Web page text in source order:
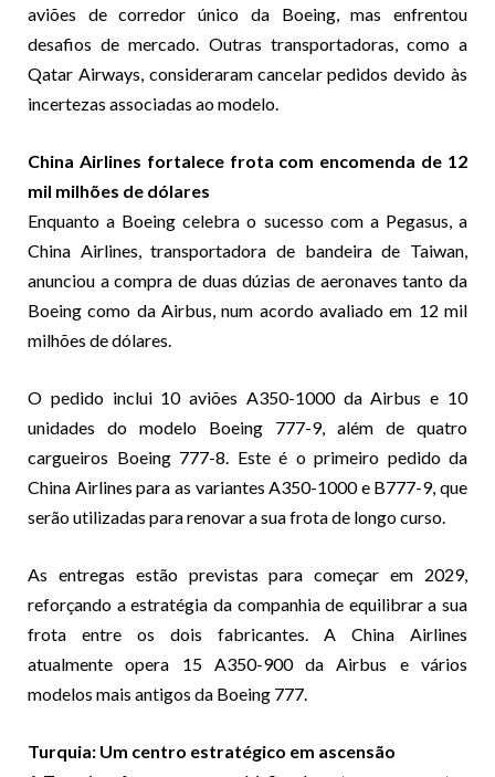
aviões de corredor único da Boeing, mas enfrentou
desafios de mercado. Outras transportadoras, como a
Qatar Airways, consideraram cancelar pedidos devido às
incertezas associadas ao modelo.
China Airlines fortalece frota com encomenda de 12
mil milhões de dólares
Enquanto a Boeing celebra o sucesso com a Pegasus, a
China Airlines, transportadora de bandeira de Taiwan,
anunciou a compra de duas dúzias de aeronaves tanto da
Boeing como da Airbus, num acordo avaliado em 12 mil
milhões de dólares.
O pedido inclui 10 aviões A350-1000 da Airbus e 10
unidades do modelo Boeing 777-9, além de quatro
cargueiros Boeing 777-8. Este é o primeiro pedido da
China Airlines para as variantes A350-1000 e B777-9, que
serão utilizadas para renovar a sua frota de longo curso.
As entregas estão previstas para começar em 2029,
reforçando a estratégia da companhia de equilibrar a sua
frota entre os dois fabricantes. A China Airlines
atualmente opera 15 A350-900 da Airbus e vários
modelos mais antigos da Boeing 777.
Turquia: Um centro estratégico em ascensão